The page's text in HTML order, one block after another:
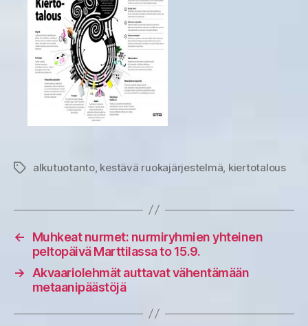
Avainsanat
alkutuotanto, kestävä ruokajärjestelmä kiertotalous
←
Muhkeat nurmet: nurmiryhmien yhteinen
peltopäivä Marttilassa to 15.9.
→
Akvaariolehmät auttavat vähentämään
metaanipäästöjä